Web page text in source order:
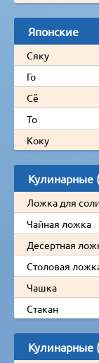
Японские
Сяку
Го
Сё
То
Коку
Кулинарные
Ложка для
Чайная ложка
Десертная
Столовая
Чашка
Стакан
Кулинарные